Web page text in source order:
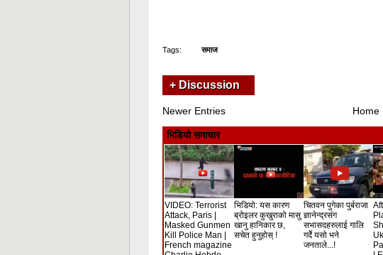
Tags: समाज
+ Discussion
Newer Entries Home
भिडियो समाचार
VIDEO: Terrorist
Attack, Paris |
Masked Gunmen
Kill Police Man |
French magazine
भिडियो: यस कारण
ब्रोइलर कुखुराको मासु
खानु हानिकार छ,
सचेत हुनुहोस् !
चितवन पुगेका पुर्बराजा
ज्ञानेन्द्रसंग
सभासदहरुलाई गालि
गर्देे यसो भने
जनताले...!